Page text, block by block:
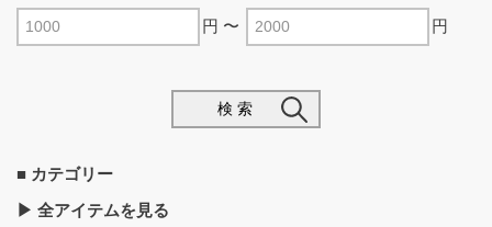
円 〜 円
検 索
■ カテゴリー
▶︎ 全アイテムを見る